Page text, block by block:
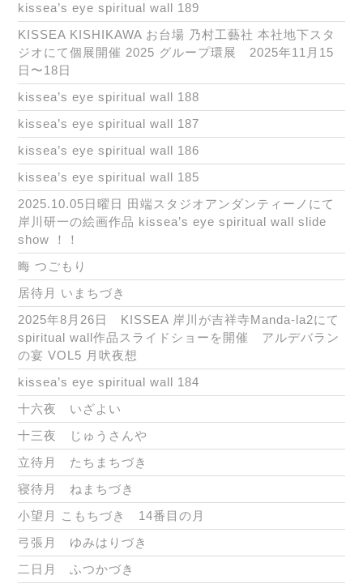
kissea’s eye spiritual wall 189
KISSEA KISHIKAWA お台場 乃村工藝社 本社地下スタ
ジオにて個展開催 2025 グループ環展 2025年11月15
日〜18日
kissea’s eye spiritual wall 188
kissea’s eye spiritual wall 187
kissea’s eye spiritual wall 186
kissea’s eye spiritual wall 185
2025.10.05日曜日 田端スタジオアンダンティーノにて
岸川研一の絵画作品 kissea’s eye spiritual wall slide
show ！！
晦 つごもり
居待月 いまちづき
2025年8月26日 KISSEA 岸川が吉祥寺Manda-la2にて
spiritual wall作品スライドショーを開催 アルデバラン
の宴 VOL5 月吠夜想
kissea’s eye spiritual wall 184
十六夜 いざよい
十三夜 じゅうさんや
立待月 たちまちづき
寝待月 ねまちづき
小望月 こもちづき 14番目の月
弓張月 ゆみはりづき
二日月 ふつかづき